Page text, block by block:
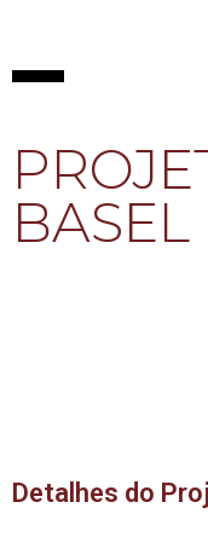
BASEL
Detalhes do